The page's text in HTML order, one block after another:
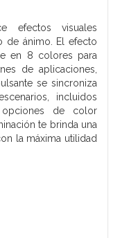
efectos visuales
de ánimo. El efecto
en 8 colores para
de aplicaciones,
se sincroniza
incluidos
de color
te brinda una
la máxima utilidad